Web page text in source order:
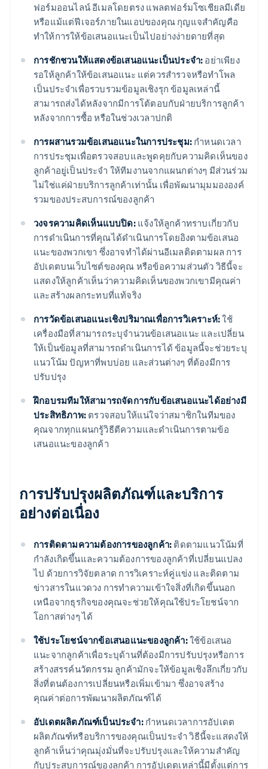
ฟอร์มออนไลน์ อีเมลโดยตรง แพลตฟอร์มโซเชียลมีเดีย
หรือแม้แต่ฟีเจอร์ภายในแอปของคุณ กุญแจสำคัญคือ
ทำให้การให้ข้อเสนอแนะเป็นไปอย่างง่ายดายที่สุด
การชักชวนให้แสดงข้อเสนอแนะเป็นประจำ: อย่าเพียง
รอให้ลูกค้าให้ข้อเสนอแนะ แต่ควรสำรวจหรือทำโพล
เป็นประจำเพื่อรวบรวมข้อมูลเชิงรุก ข้อมูลเหล่านี้
สามารถส่งได้หลังจากมีการโต้ตอบกับฝ่ายบริการลูกค้า
หลังจากการซื้อ หรือในช่วงเวลาปกติ
การผสานรวมข้อเสนอแนะในการประชุม: กำหนดเวลา
การประชุมเพื่อตรวจสอบและพูดคุยกับความคิดเห็นของ
ลูกค้าอยู่เป็นประจำ ให้ทีมงานจากแผนกต่างๆ มีส่วนร่วม
ไม่ใช่แค่ฝ่ายบริการลูกค้าเท่านั้น เพื่อพัฒนามุมมององค์
รวมของประสบการณ์ของลูกค้า
วงจรความคิดเห็นแบบปิด:แจ้งให้ลูกค้าทราบเกี่ยวกับ
การดำเนินการที่คุณได้ดำเนินการโดยอิงตามข้อเสนอ
แนะของพวกเขา ซึ่งอาจทำได้ผ่านอีเมลติดตามผล การ
อัปเดตบนเว็บไซต์ของคุณ หรือข้อความส่วนตัว วิธีนี้จะ
แสดงให้ลูกค้าเห็นว่าความคิดเห็นของพวกเขามีคุณค่า
และสร้างผลกระทบที่แท้จริง
การวัดข้อเสนอแนะเชิงปริมาณเพื่อการวิเคราะห์:ใช้
เครื่องมือที่สามารถระบุจำนวนข้อเสนอแนะ และเปลี่ยน
ให้เป็นข้อมูลที่สามารถดำเนินการได้ ข้อมูลนี้จะช่วยระบุ
แนวโน้ม ปัญหาที่พบบ่อย และส่วนต่างๆ ที่ต้องมีการ
ปรับปรุง
ฝึกอบรมทีมให้สามารถจัดการกับข้อเสนอแนะได้อย่างมี
ประสิทธิภาพ: ตรวจสอบให้แน่ใจว่าสมาชิกในทีมของ
คุณจากทุกแผนกรู้วิธีตีความและดำเนินการตามข้อ
เสนอแนะของลูกค้า
การปรับปรุงผลิตภัณฑ์และบริการ
อย่างต่อเนื่อง
การติดตามความต้องการของลูกค้า: ติดตามแนวโน้มที่
กำลังเกิดขึ้นและความต้องการของลูกค้าที่เปลี่ยนแปลง
ไป ด้วยการวิจัยตลาด การวิเคราะห์คู่แข่ง และติดตาม
ข่าวสารในแวดวง การทำความเข้าใจสิ่งที่เกิดขึ้นนอก
เหนือจากธุรกิจของคุณจะช่วยให้คุณใช้ประโยชน์จาก
โอกาสต่างๆ ได้
ใช้ประโยชน์จากข้อเสนอแนะของลูกค้า:ใช้ข้อเสนอ
แนะจากลูกค้าเพื่อระบุด้านที่ต้องมีการปรับปรุงหรือการ
สร้างสรรค์นวัตกรรม ลูกค้ามักจะให้ข้อมูลเชิงลึกเกี่ยวกับ
สิ่งที่ตนต้องการเปลี่ยนหรือเพิ่มเข้ามา ซึ่งอาจสร้าง
คุณค่าต่อการพัฒนาผลิตภัณฑ์ได้
อัปเดตผลิตภัณฑ์เป็นประจำ:กำหนดเวลาการอัปเดต
ผลิตภัณฑ์หรือบริการของคุณเป็นประจำ วิธีนี้จะแสดงให้
ลูกค้าเห็นว่าคุณมุ่งมั่นที่จะปรับปรุงและให้ความสำคัญ
กับประสบการณ์ของลูกค้า การอัปเดตเหล่านี้มีตั้งแต่การ